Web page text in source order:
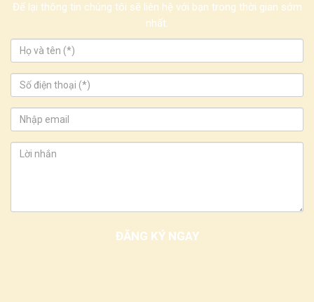
Để lại thông tin chúng tôi sẽ liên hệ với bạn trong thời gian sớm
nhất.